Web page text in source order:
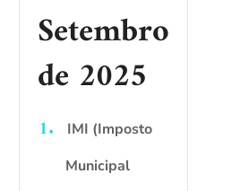
Setembro
de 2025
IMI (Imposto
Municipal